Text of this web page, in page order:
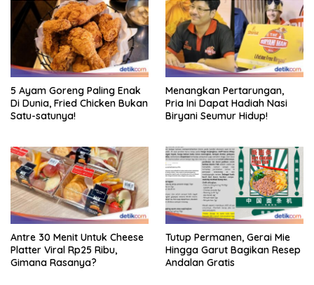
5 Ayam Goreng Paling Enak
Di Dunia, Fried Chicken Bukan
Satu-satunya!
Menangkan Pertarungan,
Pria Ini Dapat Hadiah Nasi
Biryani Seumur Hidup!
Antre 30 Menit Untuk Cheese
Platter Viral Rp25 Ribu,
Gimana Rasanya?
Tutup Permanen, Gerai Mie
Hingga Garut Bagikan Resep
Andalan Gratis